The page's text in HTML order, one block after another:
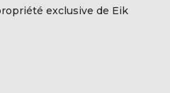
exclusive de Eik